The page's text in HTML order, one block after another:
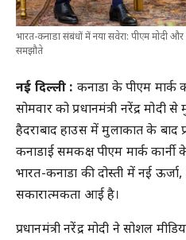
भारत-कनाडा संबंधों में नया सवेरा: पीएम मोदी और
समझौते
नई द‍िल्‍ली : कनाडा के पीएम मार्क
सोमवार को प्रधानमंत्री नरेंद्र मोदी
हैदराबाद हाउस में मुलाकात के बाद
कनाडाई समकक्ष पीएम मार्क
भारत-कनाडा की दोस्ती में नई
सकारात्मकता आई है।
प्रधानमंत्री नरेंद्र मोदी ने सोशल